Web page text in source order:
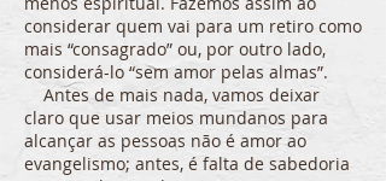
considerar quem vai para um retiro como
mais “consagrado” ou, por outro lado,
considerá-lo “sem amor pelas almas”.
Antes de mais nada, vamos deixar
claro que usar meios mundanos para
alcançar as pessoas não é amor ao
evangelismo; antes, é falta de sabedoria